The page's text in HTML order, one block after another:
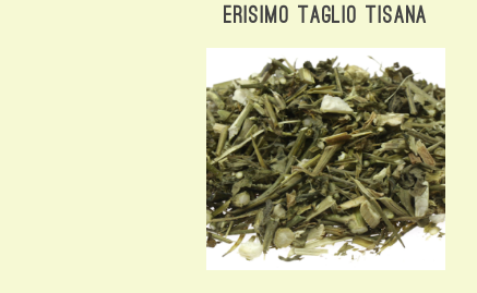
Erisimo Taglio Tisana